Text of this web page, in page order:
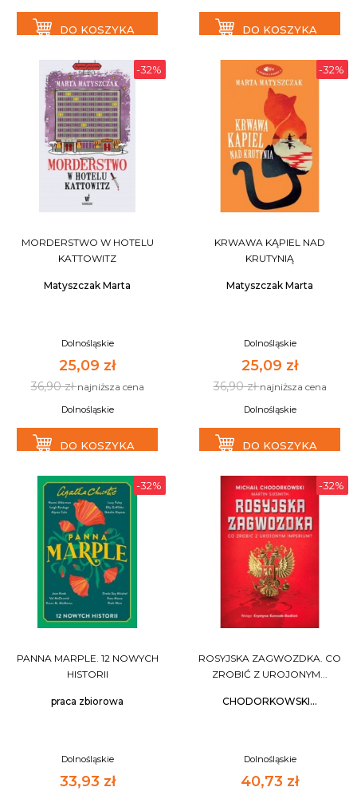
DO KOSZYKA DO KOSZYKA
-32%
MORDERSTWO W HOTELU
KATTOWITZ
Matyszczak Marta
Dolnośląskie
25,09 zł
36,90 złnajniższa cena
Dolnośląskie
DO KOSZYKA
-32%
KRWAWA KĄPIEL NAD
KRUTYNIĄ
Matyszczak Marta
Dolnośląskie
25,09 zł
36,90 złnajniższa cena
Dolnośląskie
DO KOSZYKA
-32%
PANNA MARPLE. 12 NOWYCH
HISTORII
praca zbiorowa
Dolnośląskie
33,93 zł
-32%
ROSYJSKA ZAGWOZDKA. CO
ZROBIĆ Z UROJONYM...
CHODORKOWSKI...
Dolnośląskie
40,73 zł